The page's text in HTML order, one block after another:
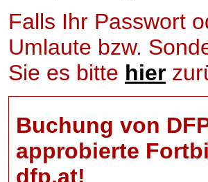
Falls Ihr Passwort
Umlaute bzw.
Sie es bitte hier
Buchung von
approbierte
dfp.at!